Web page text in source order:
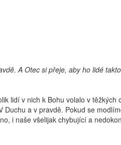
A Otec si přeje, aby ho lidé
lidí v nich k Bohu volalo v
a v pravdě. Pokud se
i naše všelijak chybující a